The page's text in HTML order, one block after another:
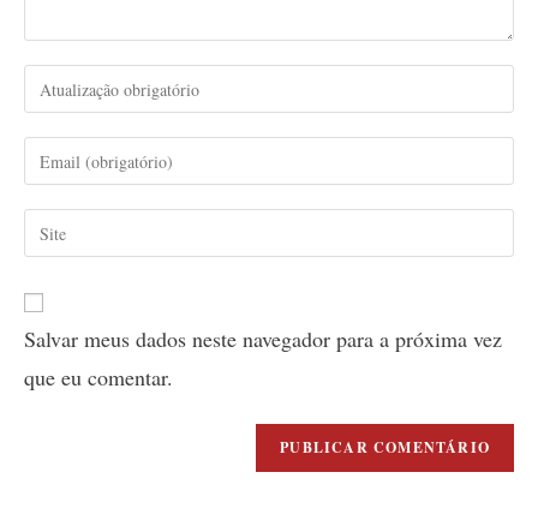
Enter
your
name
comment
Enter
your
email
address
comment
Enter
your
URL
(optional)
Salvar meus dados neste navegador para a próxima vez
que eu comentar.